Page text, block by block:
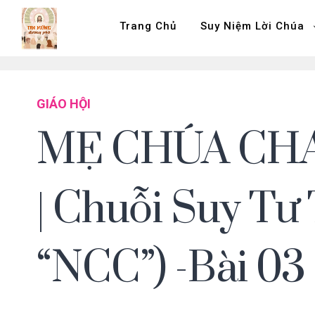
Trang Chủ Suy Niệm Lời Chúa
GIÁO HỘI
MẸ CHÚA
| Chuỗi Suy
“NCC”) -Bài 03